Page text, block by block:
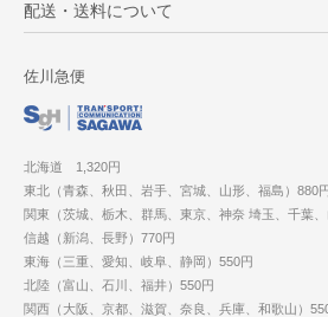
配送・送料について
佐川急便
北海道 1,320円
東北（青森、秋田、岩手、宮城、山形、福島）880
関東（茨城、栃木、群馬、東京、神奈 埼玉、千葉
信越（新潟、長野）770円
東海（三重、愛知、岐阜、静岡）550円
北陸（富山、石川、福井）550円
関西（大阪、京都、滋賀、奈良、兵庫、和歌山）